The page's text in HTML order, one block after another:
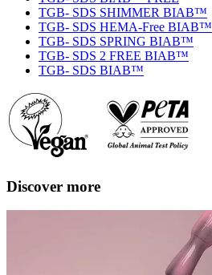
TGB- SDS SHIMMER BIAB™
TGB- SDS HEMA-Free BIAB™
TGB- SDS SPRING BIAB™
TGB- SDS 2 FREE BIAB™
TGB- SDS BIAB™
Discover more